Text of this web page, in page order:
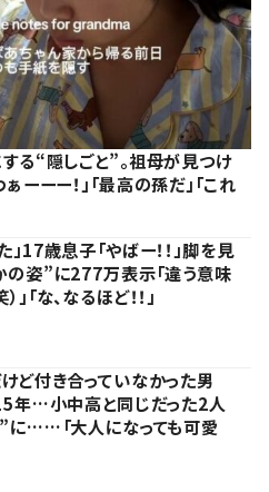
る“隠しごと”。祖母が見つけ
ーー！」「最高の孫だ」「これ
17歳息子「やばー！！」脚を見
姿”に277万表示「違う意味
」「な、なるほど！！」
けど付き合っていなかった男
年…小中高と同じだった2人
に……「大人になっても可愛